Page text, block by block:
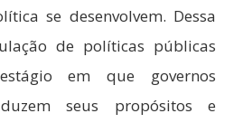
se desenvolvem. Dessa
de políticas públicas
em que governos
seus propósitos e